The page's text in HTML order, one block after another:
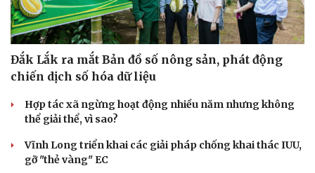
Đắk Lắk ra mắt Bản đồ số nông sản, phát động
chiến dịch số hóa dữ liệu
Hợp tác xã ngừng hoạt động nhiều năm nhưng không
thể giải thể, vì sao?
Vĩnh Long triển khai các giải pháp chống khai thác IUU,
gỡ "thẻ vàng" EC